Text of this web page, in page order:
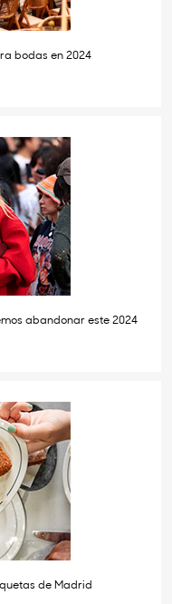
bodas en 2024
abandonar este 2024
de Madrid